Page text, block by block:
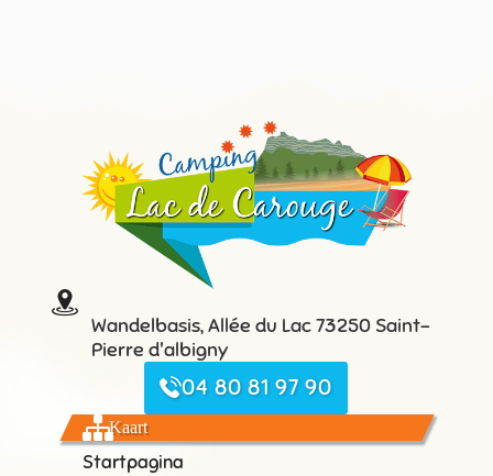
Wandelbasis, Allée du Lac 73250 Saint-
Pierre d'albigny
04 80 81 97 90
Kaart
Startpagina